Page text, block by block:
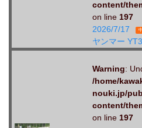
content/
on line 197
2026/7/17
ヤンマー
Warning:
/home/
nouki.jp/
content/
on line 197